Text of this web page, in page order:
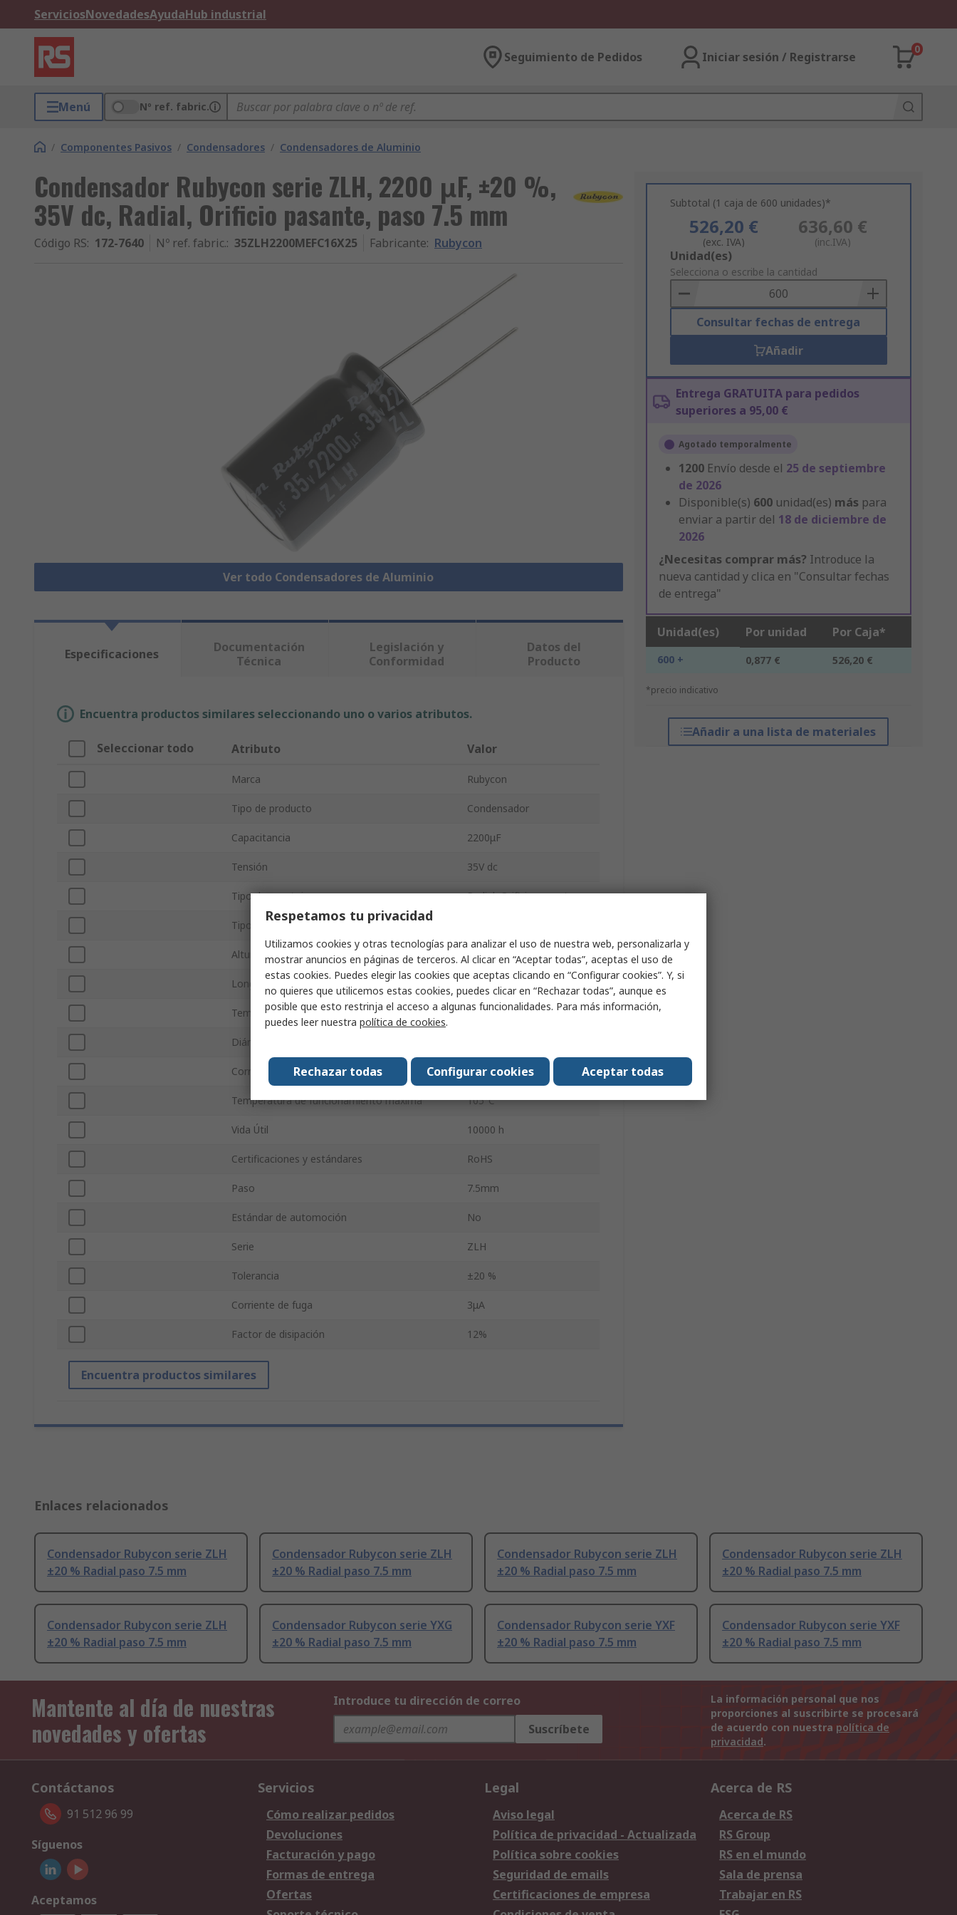
ServiciosNovedadesAyudaHub industrial
Seguimiento de Pedidos Iniciar sesión / Registrarse
0
Menú Nº ref. fabric.
/ Componentes Pasivos / Condensadores / Condensadores de Aluminio
Condensador Rubycon serie ZLH, 2200 μF, ±20 %,
35V dc, Radial, Orificio pasante, paso 7.5 mm
Código RS: 172-7640 Nº ref. fabric.: 35ZLH2200MEFC16X25 Fabricante: Rubycon
Ver todo Condensadores de Aluminio
Subtotal (1 caja de 600 unidades)*
526,20 €
(exc. IVA)
636,60 €
(inc.IVA)
Add
to
Basket
Unidad(es)
Selecciona o escribe la cantidad
Consultar fechas de entrega
Añadir
Entrega GRATUITA para pedidos
superiores a 95,00 €
Agotado temporalmente
1200 Envío desde el 25 de septiembre
de 2026
Disponible(s) 600 unidad(es) más para
enviar a partir del 18 de diciembre de
2026
¿Necesitas comprar más? Introduce la
nueva cantidad y clica en "Consultar fechas
de entrega"
Unidad(es) Por unidad Por Caja*
600 + 0,877 € 526,20 €
*precio indicativo
Añadir a una lista de materiales
Especificaciones
Documentación
Técnica
Legislación y
Conformidad
Datos del
Producto
Encuentra productos similares seleccionando uno o varios atributos.
Seleccionar todo Atributo Valor
Marca Rubycon
Tipo de producto Condensador
Capacitancia 2200μF
Tensión 35V dc
Tipo de montaje Radial, Orificio pasante
Tipo de batería
Altura 25mm
Longitud 25mm
Temperatura de Funcionamiento Mínima -40°C
Diámetro
Corriente de ondulación del condensador 3.6A
Temperatura de funcionamiento máxima 105°C
Vida Útil 10000 h
Certificaciones y estándares RoHS
Paso 7.5mm
Estándar de automoción No
Serie ZLH
Tolerancia ±20 %
Corriente de fuga 3μA
Factor de disipación 12%
Encuentra productos similares
Enlaces relacionados
Condensador Rubycon serie ZLH
±20 % Radial paso 7.5 mm
Condensador Rubycon serie ZLH
±20 % Radial paso 7.5 mm
Condensador Rubycon serie ZLH
±20 % Radial paso 7.5 mm
Condensador Rubycon serie ZLH
±20 % Radial paso 7.5 mm
Condensador Rubycon serie ZLH
±20 % Radial paso 7.5 mm
Condensador Rubycon serie YXG
±20 % Radial paso 7.5 mm
Condensador Rubycon serie YXF
±20 % Radial paso 7.5 mm
Condensador Rubycon serie YXF
±20 % Radial paso 7.5 mm
Mantente al día de nuestras
novedades y ofertas
Introduce tu dirección de correo
Suscríbete
La información personal que nos
proporciones al suscribirte se procesará
de acuerdo con nuestra política de
privacidad.
Contáctanos
91 512 96 99
Síguenos
Aceptamos
Servicios
Cómo realizar pedidos
Devoluciones
Facturación y pago
Formas de entrega
Ofertas
Legal
Aviso legal
Política de privacidad - Actualizada
Política sobre cookies
Seguridad de emails
Certificaciones de empresa
Acerca de RS
Acerca de RS
RS Group
RS en el mundo
Sala de prensa
Trabajar en RS
Respetamos tu privacidad
Utilizamos cookies y otras tecnologías para analizar el uso de nuestra web, personalizarla y
mostrar anuncios en páginas de terceros. Al clicar en “Aceptar todas”, aceptas el uso de
estas cookies. Puedes elegir las cookies que aceptas clicando en “Configurar cookies”. Y, si
no quieres que utilicemos estas cookies, puedes clicar en “Rechazar todas”, aunque es
posible que esto restrinja el acceso a algunas funcionalidades. Para más información,
puedes leer nuestra política de cookies.
Aceptar todas
Configurar cookies
Rechazar todas